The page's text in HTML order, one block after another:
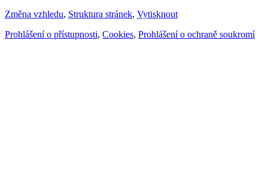
Změna vzhledu, Struktura stránek, Vytisknout
Prohlášení o přístupnosti, Cookies, Prohlášení o ochraně soukromí